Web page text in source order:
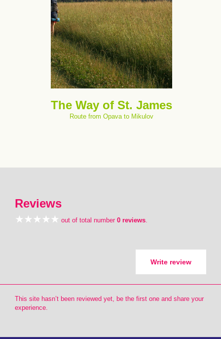
The Way of St. James
Route from Opava to Mikulov
Reviews
out of total number 0 reviews.
Write review
This site hasn’t been reviewed yet, be the first one and share your
experience.